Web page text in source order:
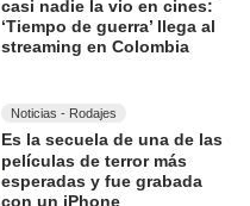
casi nadie la vio en cines:
‘Tiempo de guerra’ llega al
streaming en Colombia
Noticias - Rodajes
Es la secuela de una de las
películas de terror más
esperadas y fue grabada
con un iPhone